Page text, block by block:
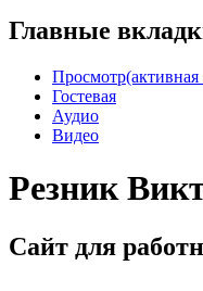
Главные
Просмотр(активная
Гостевая
Аудио
Видео
Резник
Сайт для